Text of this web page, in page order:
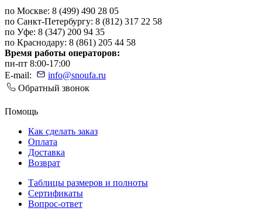
по Москве: 8 (499) 490 28 05
по Санкт-Петербургу: 8 (812) 317 22 58
по Уфе: 8 (347) 200 94 35
по Краснодару: 8 (861) 205 44 58
Время работы операторов:
пн-пт 8:00-17:00
E-mail:
info@snoufa.ru
Обратный звонок
Помощь
Как сделать заказ
Оплата
Доставка
Возврат
Таблицы размеров и полноты
Сертификаты
Вопрос-ответ